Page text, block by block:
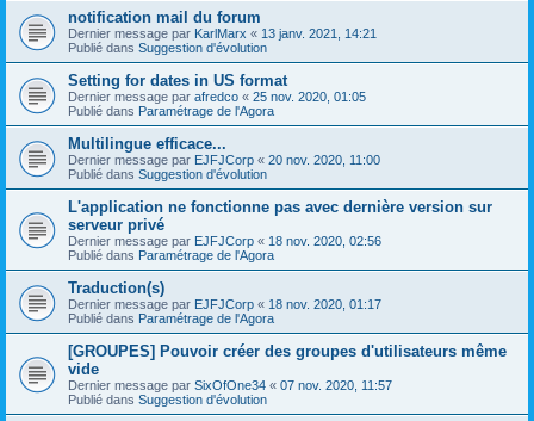
notification mail du forum
Dernier message par KarlMarx « 13 janv. 2021, 14:21
Publié dans Suggestion d'évolution
Setting for dates in US format
Dernier message par afredco « 25 nov. 2020, 01:05
Publié dans Paramétrage de l'Agora
Multilingue efficace...
Dernier message par EJFJCorp « 20 nov. 2020, 11:00
Publié dans Suggestion d'évolution
L'application ne fonctionne pas avec dernière version sur
serveur privé
Dernier message par EJFJCorp « 18 nov. 2020, 02:56
Publié dans Paramétrage de l'Agora
Traduction(s)
Dernier message par EJFJCorp « 18 nov. 2020, 01:17
Publié dans Paramétrage de l'Agora
[GROUPES] Pouvoir créer des groupes d'utilisateurs même
vide
Dernier message par SixOfOne34 « 07 nov. 2020, 11:57
Publié dans Suggestion d'évolution